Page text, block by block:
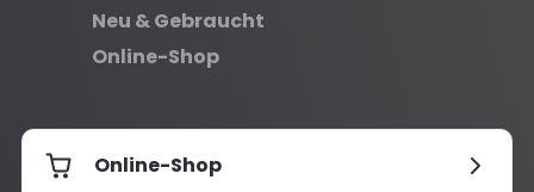
Neu & Gebraucht
Online-Shop
Online-Shop